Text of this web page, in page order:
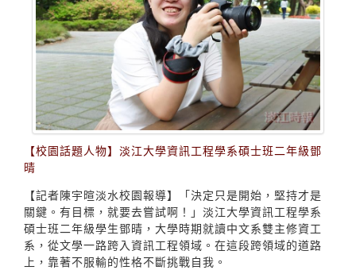
【校園話題人物】淡江大學資訊工程學系碩士班二年級鄧
晴
【記者陳宇暄淡水校園報導】「決定只是開始，堅持才是
關鍵。有目標，就要去嘗試啊！」淡江大學資訊工程學系
碩士班二年級學生鄧晴，大學時期就讀中文系雙主修資工
系，從文學一路跨入資訊工程領域。在這段跨領域的道路
上，靠著不服輸的性格不斷挑戰自我。